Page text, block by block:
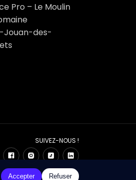
Accepter Refuser
Pro – Le Moulin
Jouan-des-
SUIVEZ-NOUS !
avec ❤️ par Click&Digital